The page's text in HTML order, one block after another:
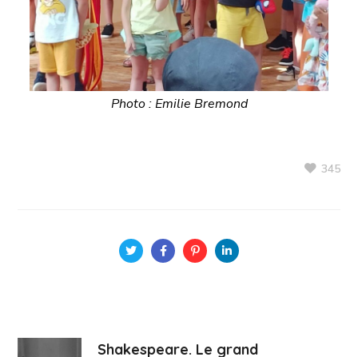
Photo : Emilie Bremond
345
Shakespeare. Le grand